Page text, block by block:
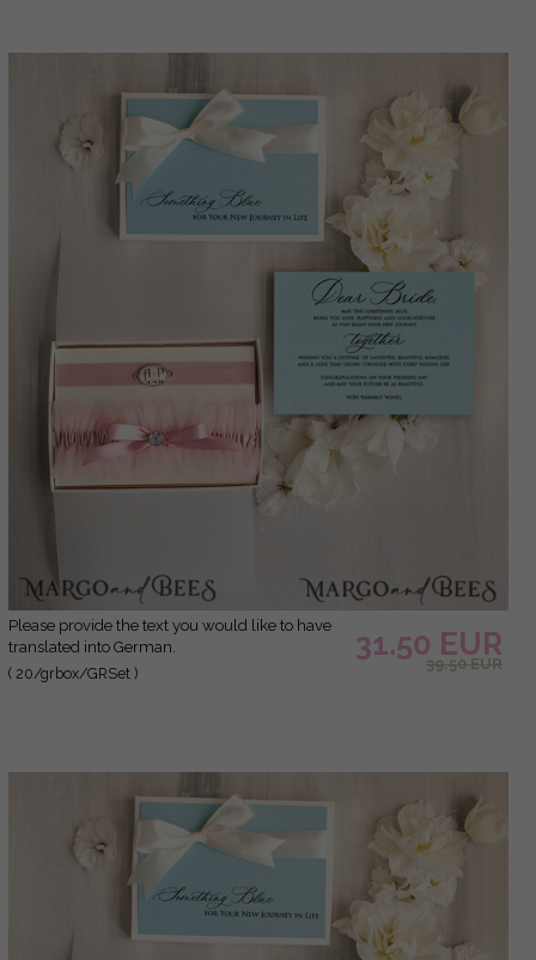
Please provide the text you would like to have
translated into German.
( 20/grbox/GRSet )
31.50 EUR
39.50 EUR